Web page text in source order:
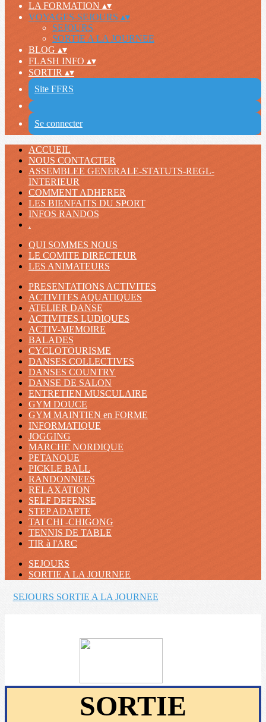
LA FORMATION ▴▾
VOYAGES-SEJOURS ▴▾
SEJOURS
SORTIE A LA JOURNEE
BLOG ▴▾
FLASH INFO ▴▾
SORTIR ▴▾
Site FFRS
Se connecter
ACCUEIL
NOUS CONTACTER
ASSEMBLEE GENERALE-STATUTS-REGL-
INTERIEUR
COMMENT ADHERER
LES BIENFAITS DU SPORT
INFOS RANDOS
.
QUI SOMMES NOUS
LE COMITE DIRECTEUR
LES ANIMATEURS
PRESENTATIONS ACTIVITES
ACTIVITES AQUATIQUES
ATELIER DANSE
ACTIVITES LUDIQUES
ACTIV-MEMOIRE
BALADES
CYCLOTOURISME
DANSES COLLECTIVES
DANSES COUNTRY
DANSE DE SALON
ENTRETIEN MUSCULAIRE
GYM DOUCE
GYM MAINTIEN en FORME
INFORMATIQUE
JOGGING
MARCHE NORDIQUE
PETANQUE
PICKLE BALL
RANDONNEES
RELAXATION
SELF DEFENSE
STEP ADAPTE
TAI CHI -CHIGONG
TENNIS DE TABLE
TIR à l'ARC
SEJOURS
SORTIE A LA JOURNEE
SEJOURS SORTIE A LA JOURNEE
SORTIE